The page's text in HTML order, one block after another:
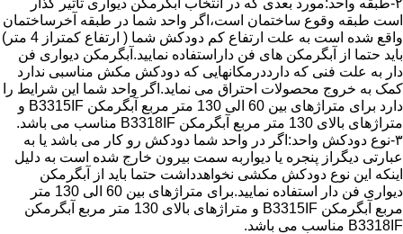
است طبقه وقوع ساختمان است،اگر واحد شما در طبقه آخرساختمان
واقع شده است به علت ارتفاع کم دودکش شما ( ارتفاع کمتراز 4 متر)
باید حتما از آبگرمکن های فن داراستفاده نمایید.آبگرمکن دیواری فن
دار به علت فنی که دارددرمکانهایی که دودکش مکش مناسبی ندارد
کمک به خروج محصولات احتراق می نماید.اگر واحد شما این شرایط را
دارد برای متراژهای بین 60 الی 130 متر مربع آبگرمکن B3315IF و
متراژهای بالای 130 متر مربع آبگرمکن B3318IF مناسب می باشد.
۳-نوع دودکش واحد:اگر در واحد شما دودکش رو کار می باشد یا به
عبارتی دیگراز پنجره یا دیواربه سمت بیرون خارج شده است به دلیل
اینکه این نوع دودکش مکشی نخواهدداشت حتما باید از آبگرمکن
دیواری فن دار استفاده نمایید.برای متراژهای بین 60 الی 130 متر
مربع آبگرمکن B3315IF و متراژهای بالای 130 متر مربع آبگرمکن
B3318IF مناسب می باشد.